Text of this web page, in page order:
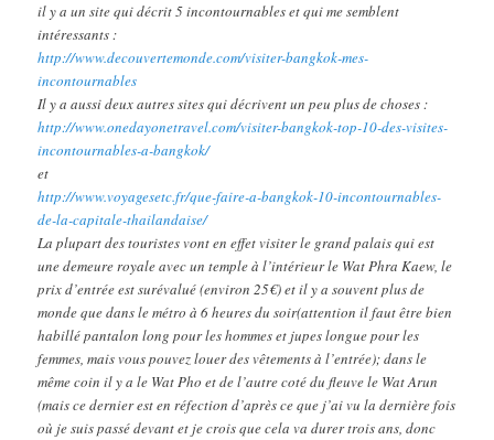
il y a un site qui décrit 5 incontournables et qui me semblent
intéressants :
http://www.decouvertemonde.com/visiter-bangkok-mes-
incontournables
Il y a aussi deux autres sites qui décrivent un peu plus de choses :
http://www.onedayonetravel.com/visiter-bangkok-top-10-des-visites-
incontournables-a-bangkok/
et
http://www.voyagesetc.fr/que-faire-a-bangkok-10-incontournables-
de-la-capitale-thailandaise/
La plupart des touristes vont en effet visiter le grand palais qui est
une demeure royale avec un temple à l’intérieur le Wat Phra Kaew, le
prix d’entrée est surévalué (environ 25€) et il y a souvent plus de
monde que dans le métro à 6 heures du soir(attention il faut être bien
habillé pantalon long pour les hommes et jupes longue pour les
femmes, mais vous pouvez louer des vêtements à l’entrée); dans le
même coin il y a le Wat Pho et de l’autre coté du fleuve le Wat Arun
(mais ce dernier est en réfection d’après ce que j’ai vu la dernière fois
où je suis passé devant et je crois que cela va durer trois ans, donc